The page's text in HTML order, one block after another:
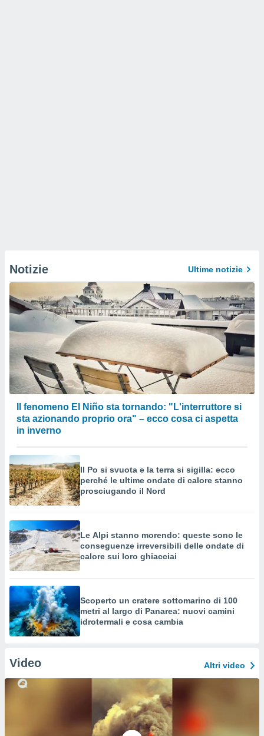
Notizie Ultime notizie
Il fenomeno El Niño sta tornando: "L'interruttore si
sta azionando proprio ora" – ecco cosa ci aspetta
in inverno
Il Po si svuota e la terra si sigilla: ecco
perché le ultime ondate di calore stanno
prosciugando il Nord
Le Alpi stanno morendo: queste sono le
conseguenze irreversibili delle ondate di
calore sui loro ghiacciai
Scoperto un cratere sottomarino di 100
metri al largo di Panarea: nuovi camini
idrotermali e cosa cambia
Video Altri video